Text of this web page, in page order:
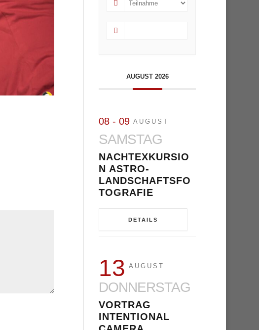
AUGUST 2026
08 - 09 AUGUST
SAMSTAG
NACHTEXKURSIO
N ASTRO-
LANDSCHAFTSFO
TOGRAFIE
DETAILS
13 AUGUST
DONNERSTAG
VORTRAG
INTENTIONAL